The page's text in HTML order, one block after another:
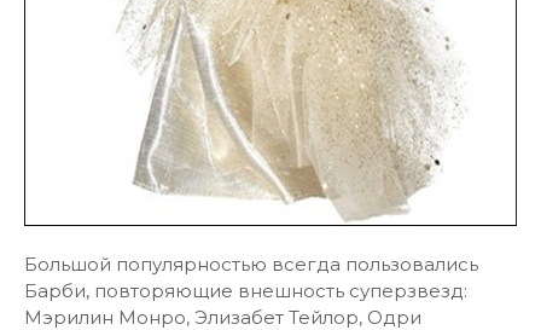
Большой популярностью всегда пользовались
Барби, повторяющие внешность суперзвезд:
Мэрилин Монро, Элизабет Тейлор, Одри